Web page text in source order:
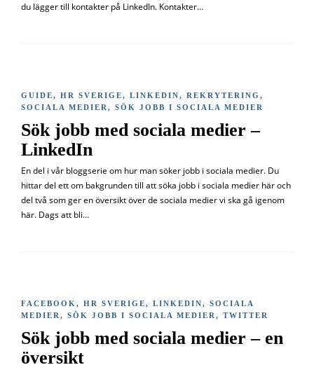
du lägger till kontakter på LinkedIn. Kontakter…
GUIDE, HR SVERIGE, LINKEDIN, REKRYTERING ,
SOCIALA MEDIER , SÖK JOBB I SOCIALA MEDIER
Sök jobb med sociala medier –
LinkedIn
En del i vår bloggserie om hur man söker jobb i sociala medier. Du
hittar del ett om bakgrunden till att söka jobb i sociala medier här och
del två som ger en översikt över de sociala medier vi ska gå igenom
här. Dags att bli…
FACEBOOK , HR SVERIGE, LINKEDIN, SOCIALA
MEDIER , SÖK JOBB I SOCIALA MEDIER , TWITTER
Sök jobb med sociala medier – en
översikt